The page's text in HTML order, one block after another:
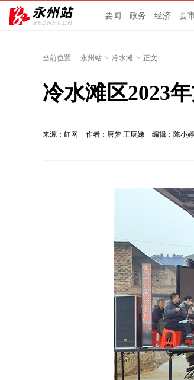
要闻 政务 经济 县
当前位置: 永州站 > 冷水滩 > 正文
冷水滩区2023
来源：红网 作者：唐梦 王庚娣 编辑：陈小婷